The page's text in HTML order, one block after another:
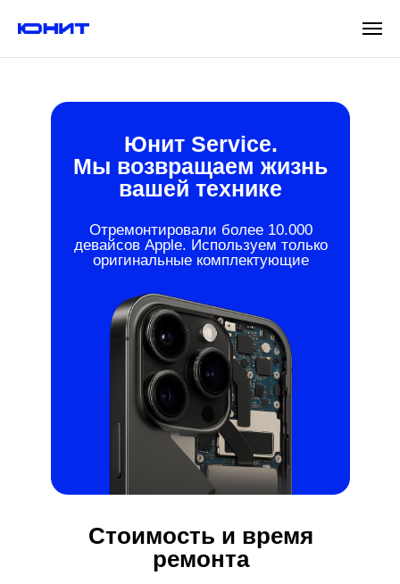
Стоимость и время
ремонта
Юнит Service.
Мы возвращаем жизнь
вашей технике
Отремонтировали более 10.000
девайсов Apple. Используем только
оригинальные комплектующие